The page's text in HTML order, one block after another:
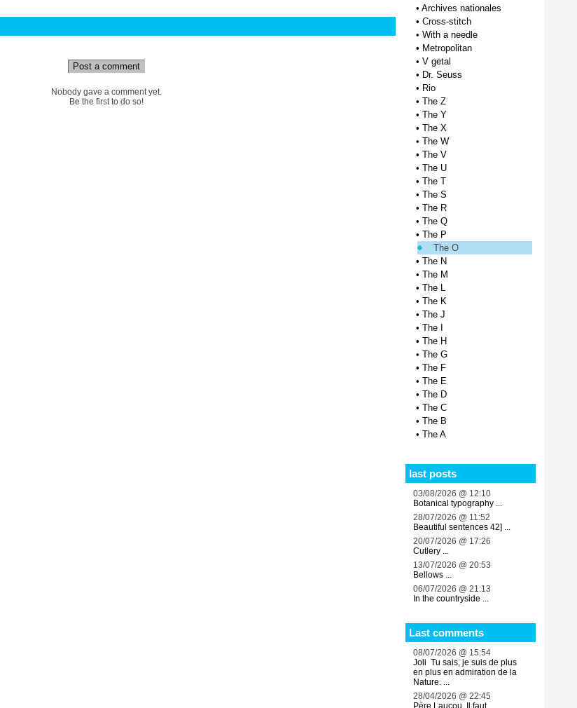
Post a comment
Nobody gave a comment yet.
Be the first to do so!
• Archives nationales
• Cross-stitch
• With a needle
• Metropolitan
• V getal
• Dr. Seuss
• Rio
• The Z
• The Y
• The X
• The W
• The V
• The U
• The T
• The S
• The R
• The Q
• The P
The O
• The N
• The M
• The L
• The K
• The J
• The I
• The H
• The G
• The F
• The E
• The D
• The C
• The B
• The A
last posts
03/08/2026 @ 12:10
Botanical typography ...
28/07/2026 @ 11:52
Beautiful sentences 42] ...
20/07/2026 @ 17:26
Cutlery ...
13/07/2026 @ 20:53
Bellows ...
06/07/2026 @ 21:13
In the countryside ...
Last comments
08/07/2026 @ 15:54
Joli Tu sais, je suis de plus
en plus en admiration de la
Nature. ...
28/04/2026 @ 22:45
Père Laucou, Il faut